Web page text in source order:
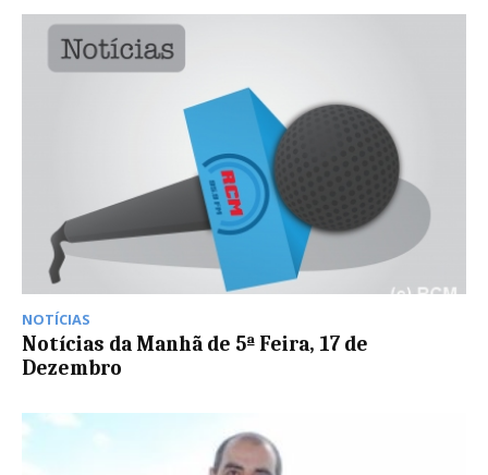
NOTÍCIAS
Notícias da Manhã de 5ª Feira, 17 de
Dezembro